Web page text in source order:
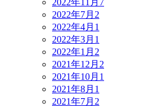
2022年7月 2
2022年4月 1
2022年3月 1
2022年1月 2
2021年12月 2
2021年10月 1
2021年8月 1
2021年7月 2